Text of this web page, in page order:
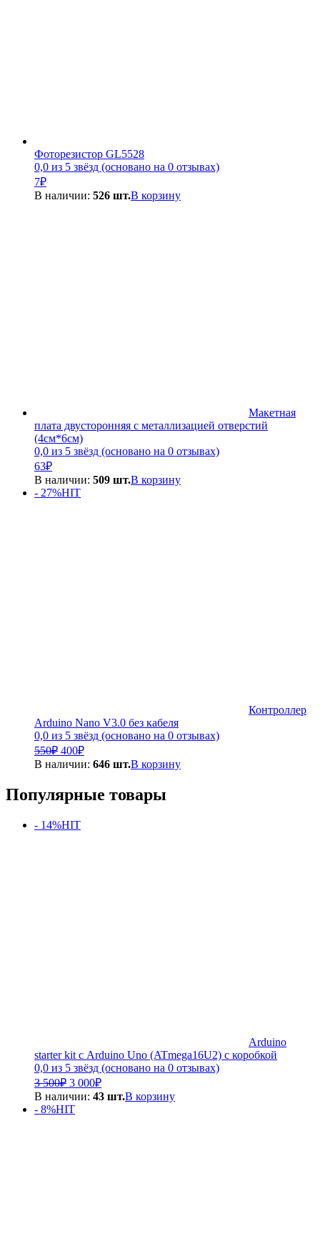
Фоторезистор GL5528
0,0 из 5 звёзд (основано на 0 отзывах)
7₽
В наличии: 526 шт.В корзину
Макетная
плата двусторонняя с металлизацией отверстий
(4см*6см)
0,0 из 5 звёзд (основано на 0 отзывах)
63₽
В наличии: 509 шт.В корзину
- 27%HIT
Контроллер
Arduino Nano V3.0 без кабеля
0,0 из 5 звёзд (основано на 0 отзывах)
550₽ Первоначальная
цена
400₽Текущая
цена:
В наличии: 646 шт.В корзину
Популярные товары
- 14%HIT
Arduino
starter kit с Arduino Uno (ATmega16U2) с коробкой
0,0 из 5 звёзд (основано на 0 отзывах)
3 500₽ Первоначальная
цена
составляла
3
3 000₽Текущая
цена:
В наличии: 43 шт.В корзину
- 8%HIT